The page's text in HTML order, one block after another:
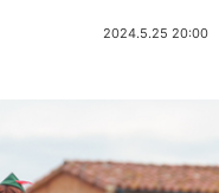
2024.5.25 20:00